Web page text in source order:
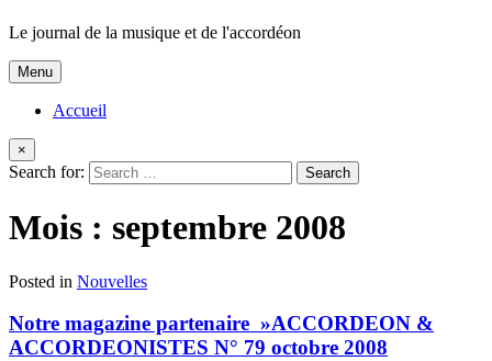
Le journal de la musique et de l'accordéon
Menu
Accueil
×
Search for:
Mois : septembre 2008
Posted in Nouvelles
Notre magazine partenaire »ACCORDEON &
ACCORDEONISTES N° 79 octobre 2008